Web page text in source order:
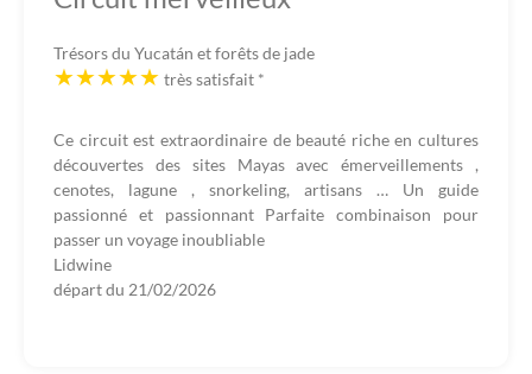
Trésors du Yucatán et forêts de jade
très satisfait *
Ce circuit est extraordinaire de beauté riche en cultures
découvertes des sites Mayas avec émerveillements ,
cenotes, lagune , snorkeling, artisans … Un guide
passionné et passionnant Parfaite combinaison pour
passer un voyage inoubliable
Lidwine
départ du 21/02/2026